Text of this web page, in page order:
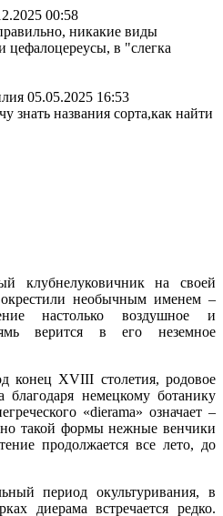
00:58
никакие виды
цефалоцереусы, в "слегка
05.05.2025 16:53
знать названия сорта,как найти
клубнелуковичник на своей
необычным именем –
настолько воздушное и
верится в его неземное
конец XVIII столетия, родовое
благодаря немецкому ботанику
«dierama» означает –
такой формы нежные венчики
продолжается все лето, до
период окультуривания, в
диерама встречается редко.